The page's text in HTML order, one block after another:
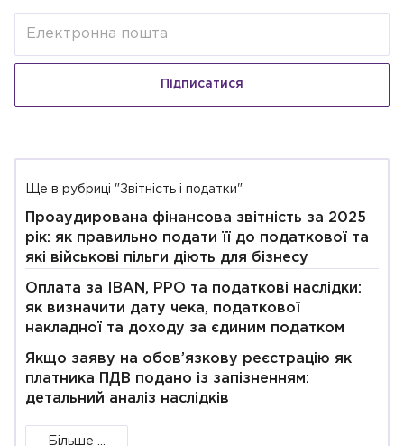
Підписатися
Ще в рубриці "Звітність і податки"
Проаудирована фінансова звітність за 2025
рік: як правильно подати її до податкової та
які військові пільги діють для бізнесу
Оплата за IBAN, РРО та податкові наслідки:
як визначити дату чека, податкової
накладної та доходу за єдиним податком
Якщо заяву на обов’язкову реєстрацію як
платника ПДВ подано із запізненням:
детальний аналіз наслідків
Більше ...